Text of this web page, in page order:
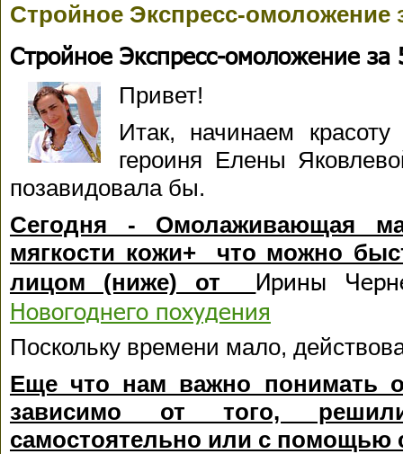
Стройное Экспресс-омоложение
Стройное Экспресс-омоложение
Привет!
Итак, начинаем
героиня Елены
позавидовала бы.
Сегодня - Омолаживающая
мягкости кожи+ что можно
лицом (ниже) от Ирины
Новогоднего похудения
Поскольку времени мало,
Еще что нам важно
зависимо от того,
самостоятельно или с помощью